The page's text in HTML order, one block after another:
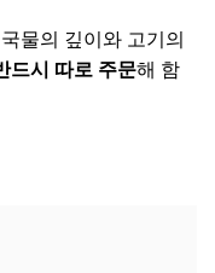
물의 깊이와 고기의
드시 따로 주문해 함